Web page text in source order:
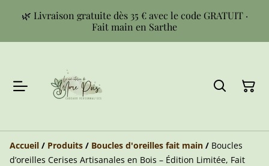
🌿 Livraison gratuite dès 35 € avec le code GRATUIT ·
Fait main en Sarthe
Accueil / Produits / Boucles d'oreilles fait main / Boucles
d’oreilles Cerises Artisanales en Bois – Édition Limitée, Fait